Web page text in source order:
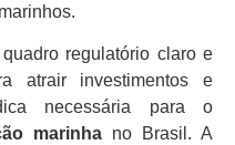
regulatório claro e
atrair investimentos e
necessária para o
marinha no Brasil. A